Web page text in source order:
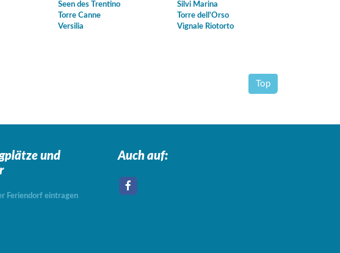
Seen des Trentino
Silvi Marina
Torre Canne
Torre dell'Orso
Versilia
Vignale Riotorto
Top
und
Feriendorf eintragen
Auch auf: